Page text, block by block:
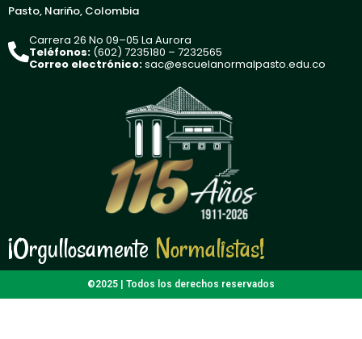
Pasto, Nariño, Colombia
Carrera 26 No 09–05 La Aurora
Teléfonos: (602) 7235180 – 7232565
Correo electrónico:sac@escuelanormalpasto.edu.co
¡Orgullosamente Normalistas!
©2025 | Todos los derechos reservados